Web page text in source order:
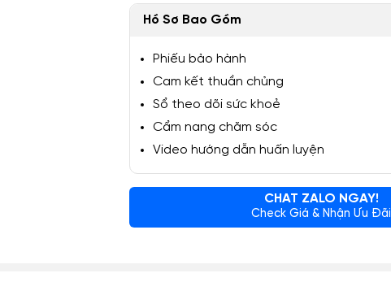
Hồ Sơ Bao Gồm
Phiếu bảo hành
Cam kết thuần chủng
Sổ theo dõi sức khoẻ
Cẩm nang chăm sóc
Video hướng dẫn huấn luyện
CHAT ZALO NGAY!
Check Giá & Nhận Ưu Đãi